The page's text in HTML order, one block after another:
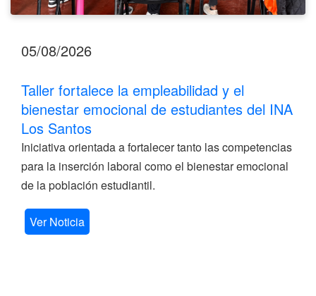
05/08/2026
Taller fortalece la empleabilidad y el
bienestar emocional de estudiantes del INA
Los Santos
Iniciativa orientada a fortalecer tanto las competencias
para la inserción laboral como el bienestar emocional
de la población estudiantil.
Ver Noticia